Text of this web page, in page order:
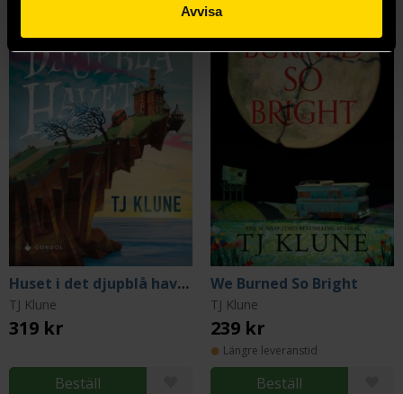
Avvisa
Huset i det djupblå havet
TJ Klune
319 kr
Beställ
We Burned So Bright
TJ Klune
239 kr
Längre leveranstid
Beställ